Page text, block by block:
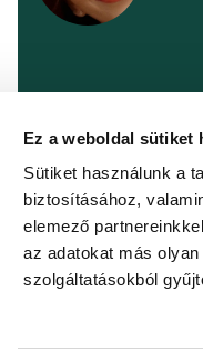
Ez a weboldal sütiket
Sütiket használunk a
biztosításához,
elemező
az adatokat más
szolgáltatásokból